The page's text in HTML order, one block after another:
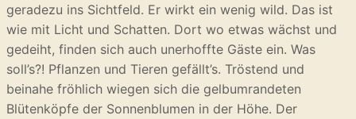
geradezu ins Sichtfeld. Er wirkt ein wenig wild. Das ist
wie mit Licht und Schatten. Dort wo etwas wächst und
gedeiht, finden sich auch unerhoffte Gäste ein. Was
soll’s?! Pflanzen und Tieren gefällt’s. Tröstend und
beinahe fröhlich wiegen sich die gelbumrandeten
Blütenköpfe der Sonnenblumen in der Höhe. Der